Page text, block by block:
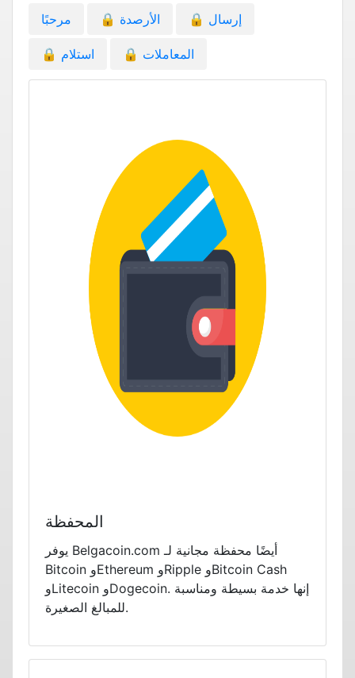
مرحبًا 🔒 الأرصدة 🔒 إرسال
🔒 استلام 🔒 المعاملات
المحفظة
يوفر Belgacoin.com أيضًا محفظة مجانية لـ
Bitcoin وEthereum وRipple وBitcoin Cash
وLitecoin وDogecoin. إنها خدمة بسيطة ومناسبة
للمبالغ الصغيرة.